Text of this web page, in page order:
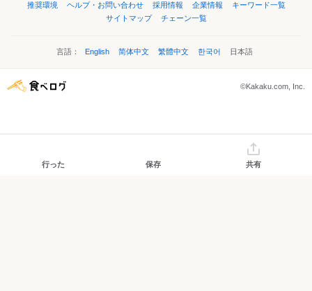
推奨環境
ヘルプ・お問い合わせ 採用情報 企業情報
キーワード一覧
サイトマップ
チェーン一覧
言語： English 简体中文 繁體中文 한국어 日本語
©Kakaku.com, Inc.
行った 保存 共有